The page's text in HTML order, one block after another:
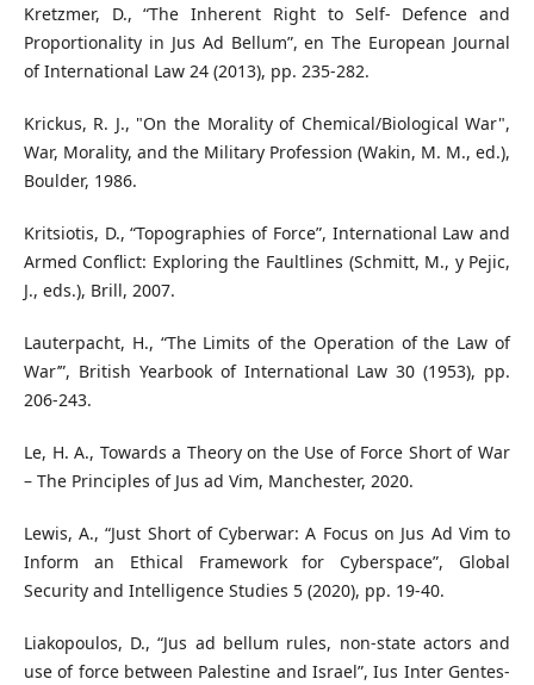
Kretzmer, D., “The Inherent Right to Self- Defence and
Proportionality in Jus Ad Bellum”, en The European Journal
of International Law 24 (2013), pp. 235-282.
Krickus, R. J., "On the Morality of Chemical/Biological War",
War, Morality, and the Military Profession (Wakin, M. M., ed.),
Boulder, 1986.
Kritsiotis, D., “Topographies of Force”, International Law and
Armed Conflict: Exploring the Faultlines (Schmitt, M., y Pejic,
J., eds.), Brill, 2007.
Lauterpacht, H., “The Limits of the Operation of the Law of
War’”, British Yearbook of International Law 30 (1953), pp.
206-243.
Le, H. A., Towards a Theory on the Use of Force Short of War
– The Principles of Jus ad Vim, Manchester, 2020.
Lewis, A., “Just Short of Cyberwar: A Focus on Jus Ad Vim to
Inform an Ethical Framework for Cyberspace”, Global
Security and Intelligence Studies 5 (2020), pp. 19-40.
Liakopoulos, D., “Jus ad bellum rules, non-state actors and
use of force between Palestine and Israel”, Ius Inter Gentes-